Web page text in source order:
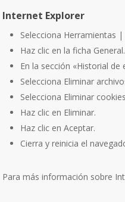
Internet Explorer
Selecciona Herramientas
Haz clic en la ficha General.
En la sección «Historial
Selecciona Eliminar
Selecciona Eliminar
Haz clic en Eliminar.
Haz clic en Aceptar.
Cierra y reinicia el
Para más información sobre